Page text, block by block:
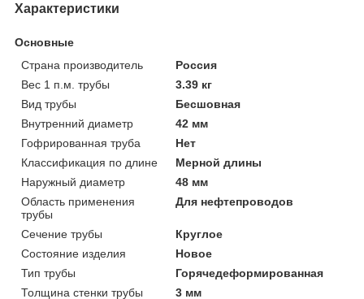
Характеристики
Основные
Страна производитель
Россия
Вес 1 п.м. трубы
3.39 кг
Вид трубы
Бесшовная
Внутренний диаметр
42 мм
Гофрированная труба
Нет
Классификация по длине
Мерной длины
Наружный диаметр
48 мм
Область применения
трубы
Для нефтепроводов
Сечение трубы
Круглое
Состояние изделия
Новое
Тип трубы
Горячедеформированная
Толщина стенки трубы
3 мм